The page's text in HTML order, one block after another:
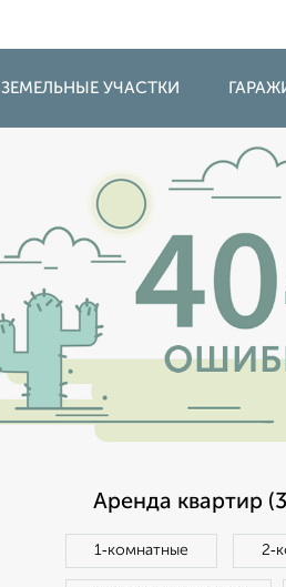
ЗЕМЕЛЬНЫЕ УЧАСТКИ
Аренда квартир
1‑комнатные